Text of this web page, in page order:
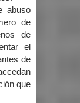
abuso
de
de
el
de
que